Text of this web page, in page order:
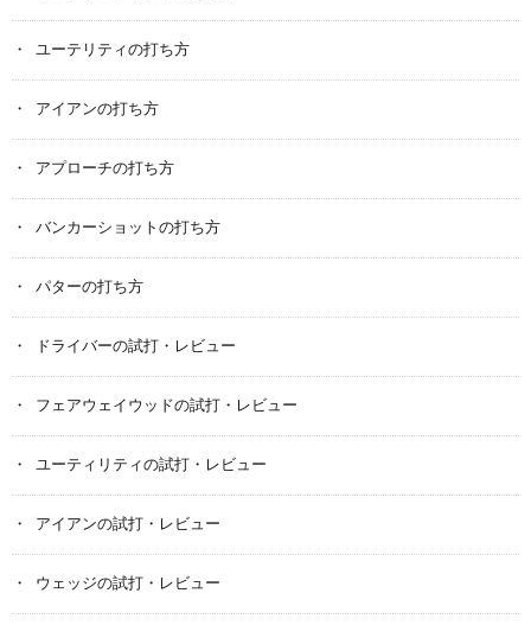
ユーテリティの打ち方
アイアンの打ち方
アプローチの打ち方
バンカーショットの打ち方
パターの打ち方
ドライバーの試打・レビュー
フェアウェイウッドの試打・レビュー
ユーティリティの試打・レビュー
アイアンの試打・レビュー
ウェッジの試打・レビュー